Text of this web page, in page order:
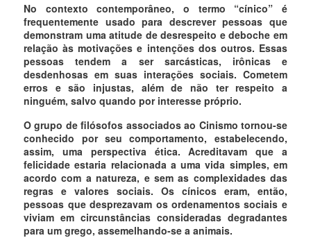
No contexto contemporâneo, o termo “cínico” é
frequentemente usado para descrever pessoas que
demonstram uma atitude de desrespeito e deboche em
relação às motivações e intenções dos outros. Essas
pessoas tendem a ser sarcásticas, irônicas e
desdenhosas em suas interações sociais. Cometem
erros e são injustas, além de não ter respeito a
ninguém, salvo quando por interesse próprio.
O grupo de filósofos associados ao Cinismo tornou-se
conhecido por seu comportamento, estabelecendo,
assim, uma perspectiva ética. Acreditavam que a
felicidade estaria relacionada a uma vida simples, em
acordo com a natureza, e sem as complexidades das
regras e valores sociais. Os cínicos eram, então,
pessoas que desprezavam os ordenamentos sociais e
viviam em circunstâncias consideradas degradantes
para um grego, assemelhando-se a animais.